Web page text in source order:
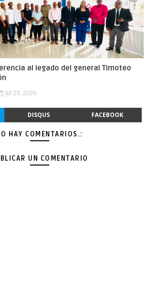
al legado del general Timoteo
Jul 29, 2026
DISQUS FACEBOOK
HAY COMENTARIOS.:
UN COMENTARIO